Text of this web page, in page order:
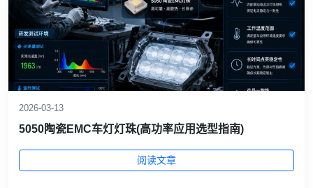
2026-03-13
5050陶瓷EMC车灯灯珠(高功率应用选型指南)
阅读文章